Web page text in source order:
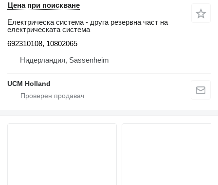
Цена при поискване
Електрическа система - друга резервна част на
електрическата система
692310108, 10802065
Нидерландия, Sassenheim
UCM Holland